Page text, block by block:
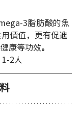
3脂肪酸的魚
價值，更有促進
康等功效。
1-2人